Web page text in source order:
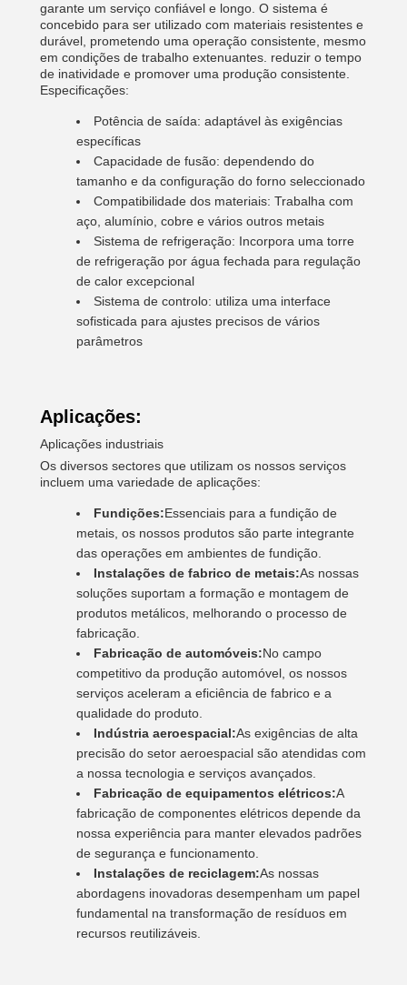
garante um serviço confiável e longo. O sistema é
concebido para ser utilizado com materiais resistentes e
durável, prometendo uma operação consistente, mesmo
em condições de trabalho extenuantes. reduzir o tempo
de inatividade e promover uma produção consistente.
Especificações:
Potência de saída: adaptável às exigências
específicas
Capacidade de fusão: dependendo do
tamanho e da configuração do forno seleccionado
Compatibilidade dos materiais: Trabalha com
aço, alumínio, cobre e vários outros metais
Sistema de refrigeração: Incorpora uma torre
de refrigeração por água fechada para regulação
de calor excepcional
Sistema de controlo: utiliza uma interface
sofisticada para ajustes precisos de vários
parâmetros
Aplicações:
Aplicações industriais
Os diversos sectores que utilizam os nossos serviços
incluem uma variedade de aplicações:
Fundições:Essenciais para a fundição de
metais, os nossos produtos são parte integrante
das operações em ambientes de fundição.
Instalações de fabrico de metais:As nossas
soluções suportam a formação e montagem de
produtos metálicos, melhorando o processo de
fabricação.
Fabricação de automóveis:No campo
competitivo da produção automóvel, os nossos
serviços aceleram a eficiência de fabrico e a
qualidade do produto.
Indústria aeroespacial:As exigências de alta
precisão do setor aeroespacial são atendidas com
a nossa tecnologia e serviços avançados.
Fabricação de equipamentos elétricos:A
fabricação de componentes elétricos depende da
nossa experiência para manter elevados padrões
de segurança e funcionamento.
Instalações de reciclagem:As nossas
abordagens inovadoras desempenham um papel
fundamental na transformação de resíduos em
recursos reutilizáveis.